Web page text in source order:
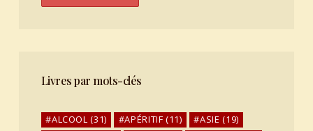
Livres par mots-clés
ALCOOL (31) APÉRITIF (11) ASIE (19)